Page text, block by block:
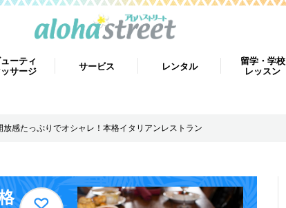
ーティ
サージ
サービス レンタル
留学・学校
レッスン
放感たっぷりでオシャレ！本格イタリアンレストラン